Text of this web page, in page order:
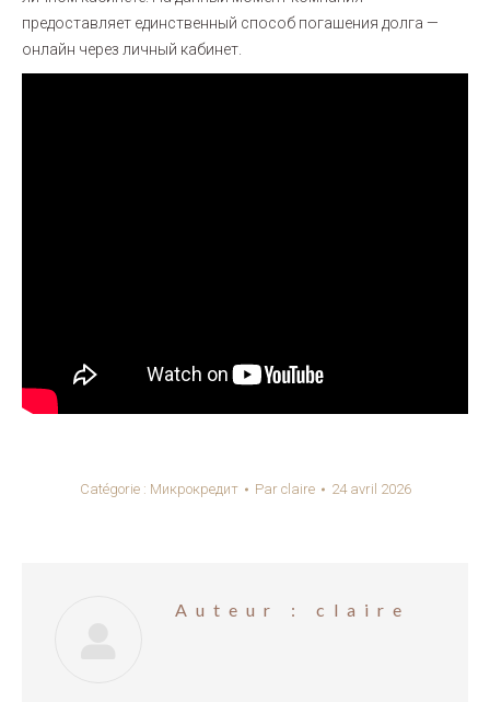
предоставляет единственный способ погашения долга —
онлайн через личный кабинет.
Catégorie : Микрокредит Par claire 24 avril 2026
Auteur : claire